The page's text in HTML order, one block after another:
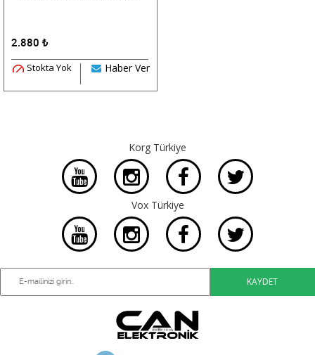
2.880 ₺
Stokta Yok
Haber Ver
Korg Türkiye
Vox Türkiye